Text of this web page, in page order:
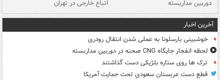
دوربین مداربسته اتباع خارجی در تهران
آخرین اخبار
خوشبینی بارسلونا به عملی شدن انتقال رودری
لحظه انفجار جایگاه CNG صحنه در دوربین مداربسته
ترک ها روی ستاره بلژیکی دست گذاشتند
قطع دست عربستان سعودیِ تحت حمایت آمریکا